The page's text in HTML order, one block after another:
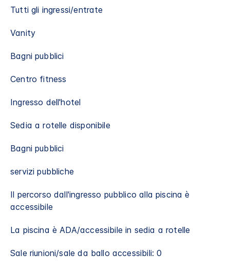
Tutti gli ingressi/entrate
Vanity
Bagni pubblici
Centro fitness
Ingresso dell'hotel
Sedia a rotelle disponibile
Bagni pubblici
servizi pubbliche
Il percorso dall'ingresso pubblico alla piscina è
accessibile
La piscina è ADA/accessibile in sedia a rotelle​
Sale riunioni/sale da ballo accessibili: 0